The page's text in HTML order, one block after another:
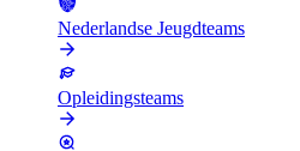
Nederlandse Jeugdteams
Opleidingsteams